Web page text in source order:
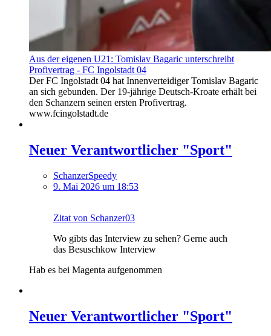
Aus der eigenen U21: Tomislav Bagaric unterschreibt
Profivertrag - FC Ingolstadt 04
Der FC Ingolstadt 04 hat Innenverteidiger Tomislav Bagaric
an sich gebunden. Der 19-jährige Deutsch-Kroate erhält bei
den Schanzern seinen ersten Profivertrag.
www.fcingolstadt.de
Neuer Verantwortlicher "Sport"
SchanzerSpeedy
9. Mai 2026 um 18:53
Zitat von Schanzer03
Wo gibts das Interview zu sehen? Gerne auch
das Besuschkow Interview
Hab es bei Magenta aufgenommen
Neuer Verantwortlicher "Sport"